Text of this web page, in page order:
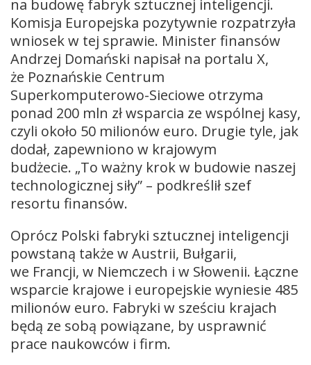
na budowę fabryk sztucznej inteligencji.
Komisja Europejska pozytywnie rozpatrzyła
wniosek w tej sprawie. Minister finansów
Andrzej Domański napisał na portalu X,
że Poznańskie Centrum
Superkomputerowo-Sieciowe otrzyma
ponad 200 mln zł wsparcia ze wspólnej kasy,
czyli około 50 milionów euro. Drugie tyle, jak
dodał, zapewniono w krajowym
budżecie. „To ważny krok w budowie naszej
technologicznej siły” – podkreślił szef
resortu finansów.
Oprócz Polski fabryki sztucznej inteligencji
powstaną także w Austrii, Bułgarii,
we Francji, w Niemczech i w Słowenii. Łączne
wsparcie krajowe i europejskie wyniesie 485
milionów euro. Fabryki w sześciu krajach
będą ze sobą powiązane, by usprawnić
prace naukowców i firm.